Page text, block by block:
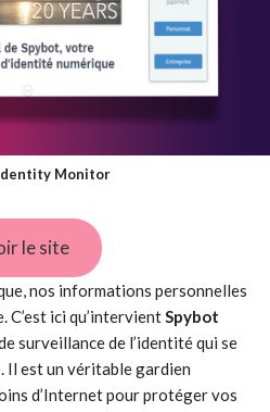
Monitor
le site
nos informations personnelles
C’est ici qu’intervientSpybot
surveillance de l’identité qui se
Il est un véritable gardien
d’Internet pour protéger vos